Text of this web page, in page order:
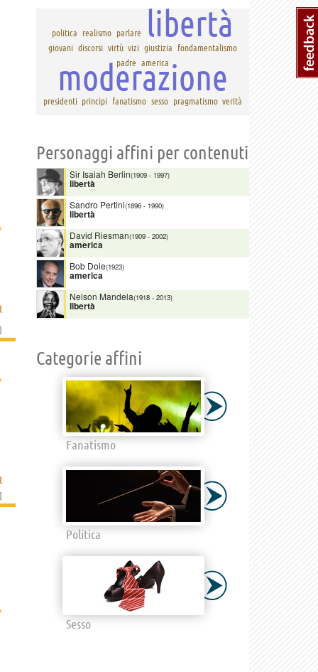
]
]
politica realismo parlare libertà
giovani discorsi virtù vizi giustizia
fondamentalismo
padre america
moderazione
presidenti principi fanatismo sesso pragmatismo verità
Personaggi affini per contenuti
Sir Isaiah Berlin(1909 - 1997)
libertà
Sandro Pertini(1896 - 1990)
libertà
David Riesman(1909 - 2002)
america
Bob Dole(1923)
america
Nelson Mandela(1918 - 2013)
libertà
Categorie affini
Fanatismo
Politica
Sesso